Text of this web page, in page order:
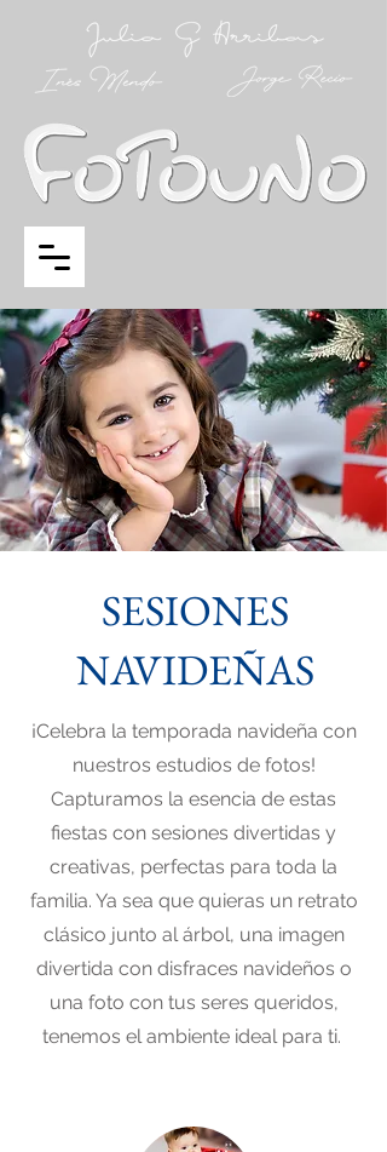
SESIONES
NAVIDEÑAS
¡Celebra la temporada navideña con
nuestros estudios de fotos!
Capturamos la esencia de estas
fiestas con sesiones divertidas y
creativas, perfectas para toda la
familia. Ya sea que quieras un retrato
clásico junto al árbol, una imagen
divertida con disfraces navideños o
una foto con tus seres queridos,
tenemos el ambiente ideal para ti.